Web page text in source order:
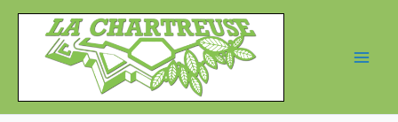
Aller
contenu